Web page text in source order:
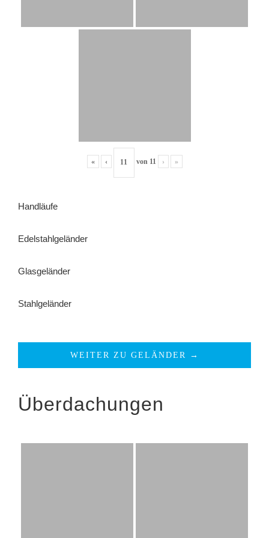
« ‹ von 11 › »
Handläufe
Edelstahlgeländer
Glasgeländer
Stahlgeländer
WEITER ZU GELÄNDER →
Überdachungen